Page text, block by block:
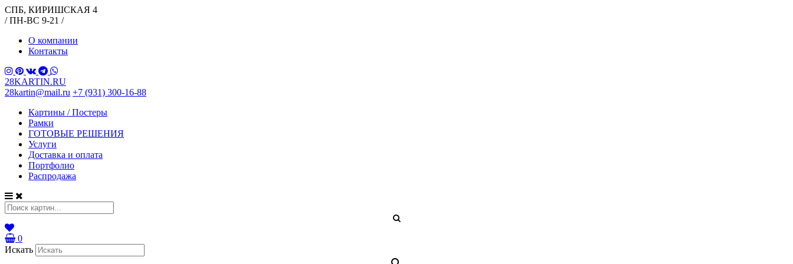
СПБ, КИРИШСКАЯ 4
/ ПН-ВС 9-21 /
О компании
Контакты
28KARTIN.RU
28kartin@mail.ru +7 (931) 300-16-88
Картины / Постеры
Рамки
ГОТОВЫЕ РЕШЕНИЯ
Услуги
Доставка и оплата
Портфолио
Распродажа
0
Искать